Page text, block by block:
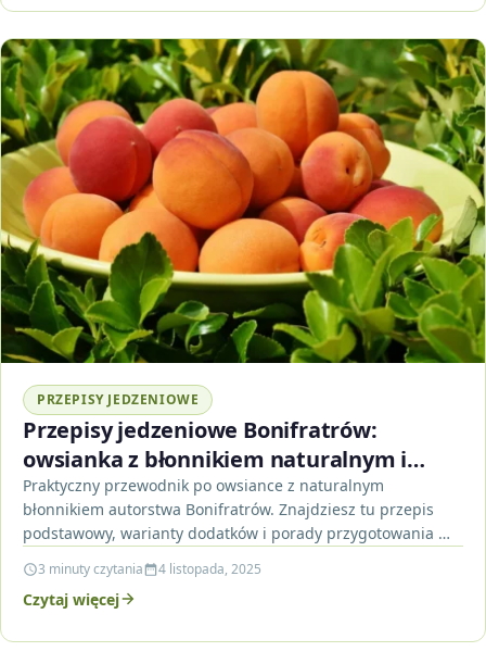
PRZEPISY JEDZENIOWE
Przepisy jedzeniowe Bonifratrów:
owsianka z błonnikiem naturalnym i
dodatkami
Praktyczny przewodnik po owsiance z naturalnym
błonnikiem autorstwa Bonifratrów. Znajdziesz tu przepis
podstawowy, warianty dodatków i porady przygotowania —
3 minuty czytania 4 listopada, 2025
Czytaj więcej